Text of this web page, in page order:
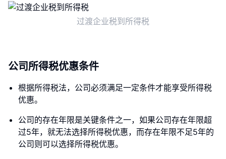
过渡企业税到所得税
公司所得税优惠条件
根据所得税法，公司必须满足一定条件才能享受所得税
优惠。
公司的存在年限是关键条件之一，如果公司存在年限超
过5年，就无法选择所得税优惠，而存在年限不足5年的
公司则可以选择所得税优惠。